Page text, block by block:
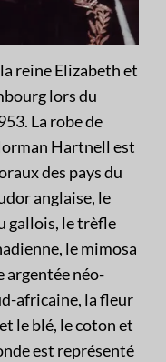
reine Elizabeth et
lors du
La robe de
Hartnell est
des pays du
anglaise, le
gallois, le trèfle
le mimosa
argentée néo-
africaine, la fleur
le blé, le coton et
est représenté